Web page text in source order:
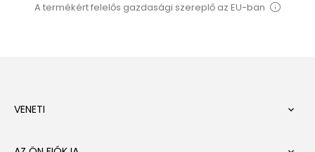
A termékért felelős gazdasági szereplő az EU-ban
VENETI 